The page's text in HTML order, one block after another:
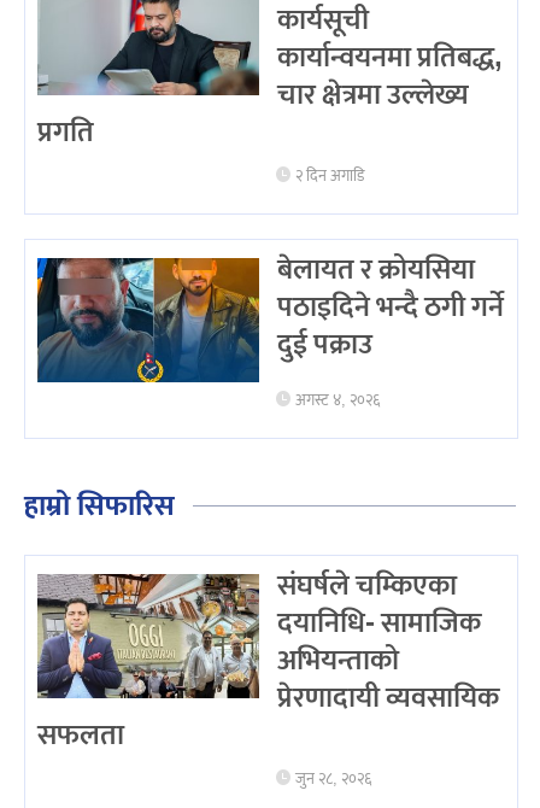
कार्यसूची
कार्यान्वयनमा प्रतिबद्ध,
चार क्षेत्रमा उल्लेख्य
प्रगति
२ दिन अगाडि
बेलायत र क्रोयसिया
पठाइदिने भन्दै ठगी गर्ने
दुई पक्राउ
अगस्ट ४, २०२६
हाम्रो सिफारिस
संघर्षले चम्किएका
दयानिधि- सामाजिक
अभियन्ताको
प्रेरणादायी व्यवसायिक
सफलता
जुन २८, २०२६